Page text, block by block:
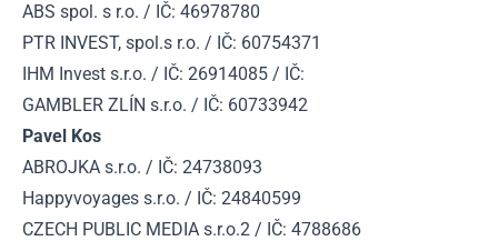
ABS spol. s r.o. / IČ: 46978780
PTR INVEST, spol.s r.o. / IČ: 60754371
IHM Invest s.r.o. / IČ: 26914085 / IČ:
GAMBLER ZLÍN s.r.o. / IČ: 60733942
Pavel Kos
ABROJKA s.r.o. / IČ: 24738093
Happyvoyages s.r.o. / IČ: 24840599
CZECH PUBLIC MEDIA s.r.o.2 / IČ: 4788686